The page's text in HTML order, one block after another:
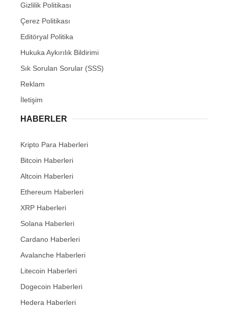
Gizlilik Politikası
Çerez Politikası
Editöryal Politika
Hukuka Aykırılık Bildirimi
Sık Sorulan Sorular (SSS)
Reklam
İletişim
HABERLER
Kripto Para Haberleri
Bitcoin Haberleri
Altcoin Haberleri
Ethereum Haberleri
XRP Haberleri
Solana Haberleri
Cardano Haberleri
Avalanche Haberleri
Litecoin Haberleri
Dogecoin Haberleri
Hedera Haberleri